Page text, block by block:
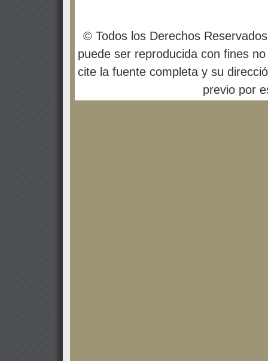
© Todos los Derechos
puede ser reproducida con fines
cite la fuente completa y su
previo por